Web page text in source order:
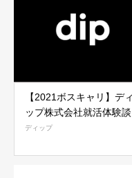
【2021ボスキャリ】ディ
ップ株式会社就活体験談
ディップ